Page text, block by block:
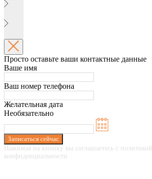
Просто оставьте ваши контактные данные
Ваше имя
Ваш номер телефона
Желательная дата
Необязательно
Записаться сейчас
Нажимая на кнопку вы соглашаетесь с политикой
конфиденциальности